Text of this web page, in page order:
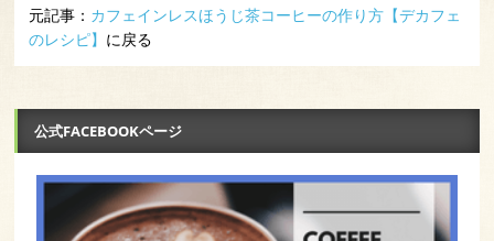
元記事： カフェインレスほうじ茶コーヒーの作り方【デカフェ
のレシピ】 に戻る
公式FACEBOOKページ